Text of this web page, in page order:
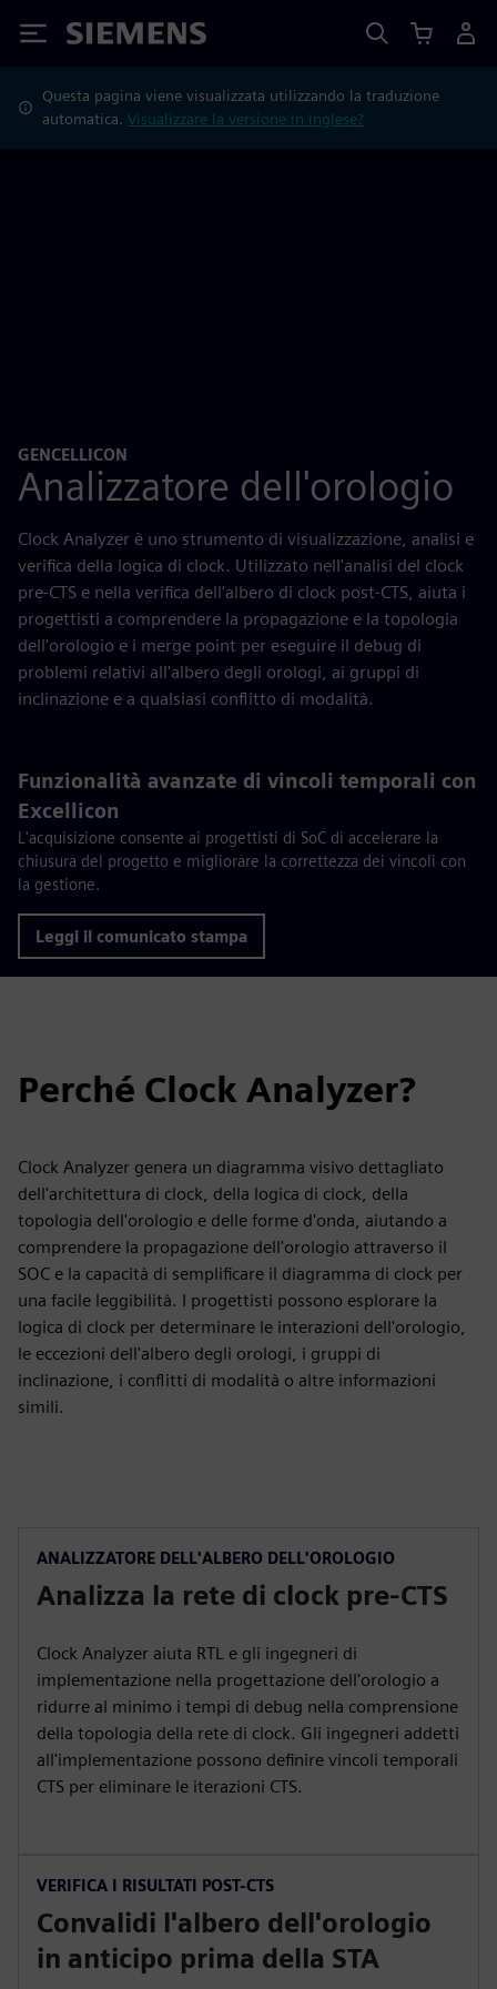
Siemens
Questa pagina viene visualizzata utilizzando la traduzione
automatica.Visualizzare la versione in inglese?
GENCELLICON
Analizzatore dell'orologio
Clock Analyzer è uno strumento di visualizzazione, analisi e
verifica della logica di clock. Utilizzato nell'analisi del clock
pre-CTS e nella verifica dell'albero di clock post-CTS, aiuta i
progettisti a comprendere la propagazione e la topologia
dell'orologio e i merge point per eseguire il debug di
problemi relativi all'albero degli orologi, ai gruppi di
inclinazione e a qualsiasi conflitto di modalità.
Funzionalità avanzate di vincoli temporali con
Excellicon
L'acquisizione consente ai progettisti di SoC di accelerare la
chiusura del progetto e migliorare la correttezza dei vincoli con
la gestione.
Leggi il comunicato stampa
Perché Clock Analyzer?
Clock Analyzer genera un diagramma visivo dettagliato
dell'architettura di clock, della logica di clock, della
topologia dell'orologio e delle forme d'onda, aiutando a
comprendere la propagazione dell'orologio attraverso il
SOC e la capacità di semplificare il diagramma di clock per
una facile leggibilità. I progettisti possono esplorare la
logica di clock per determinare le interazioni dell'orologio,
le eccezioni dell'albero degli orologi, i gruppi di
inclinazione, i conflitti di modalità o altre informazioni
simili.
ANALIZZATORE DELL'ALBERO DELL'OROLOGIO
Analizza la rete di clock pre-CTS
Clock Analyzer aiuta RTL e gli ingegneri di
implementazione nella progettazione dell'orologio a
ridurre al minimo i tempi di debug nella comprensione
della topologia della rete di clock. Gli ingegneri addetti
all'implementazione possono definire vincoli temporali
CTS per eliminare le iterazioni CTS.
VERIFICA I RISULTATI POST-CTS
Convalidi l'albero dell'orologio
in anticipo prima della STA